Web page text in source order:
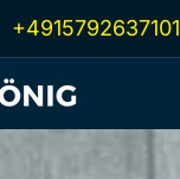
+4915792637101